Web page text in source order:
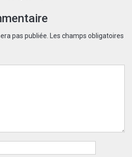
pas publiée.
Les champs obligatoires